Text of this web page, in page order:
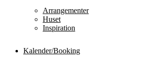
Arrangementer
Huset
Inspiration
Kalender/Booking